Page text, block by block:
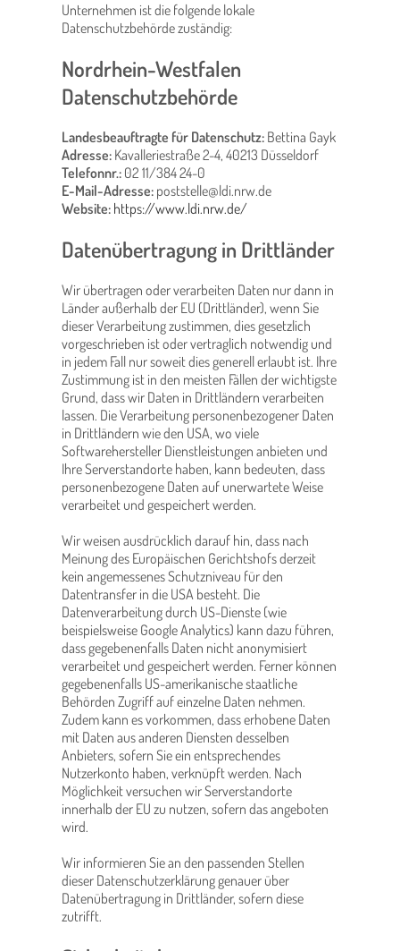
Unternehmen ist die folgende lokale
Datenschutzbehörde zuständig:
Nordrhein-Westfalen
Datenschutzbehörde
Landesbeauftragte für Datenschutz:Bettina Gayk
Adresse: Kavalleriestraße 2-4, 40213 Düsseldorf
Telefonnr.:02 11/384 24-0
E-Mail-Adresse:poststelle@ldi.nrw.de
Website: https://www.ldi.nrw.de/
Datenübertragung in Drittländer
Wir übertragen oder verarbeiten Daten nur dann in
Länder außerhalb der EU (Drittländer), wenn Sie
dieser Verarbeitung zustimmen, dies gesetzlich
vorgeschrieben ist oder vertraglich notwendig und
in jedem Fall nur soweit dies generell erlaubt ist. Ihre
Zustimmung ist in den meisten Fällen der wichtigste
Grund, dass wir Daten in Drittländern verarbeiten
lassen. Die Verarbeitung personenbezogener Daten
in Drittländern wie den USA, wo viele
Softwarehersteller Dienstleistungen anbieten und
Ihre Serverstandorte haben, kann bedeuten, dass
personenbezogene Daten auf unerwartete Weise
verarbeitet und gespeichert werden.
Wir weisen ausdrücklich darauf hin, dass nach
Meinung des Europäischen Gerichtshofs derzeit
kein angemessenes Schutzniveau für den
Datentransfer in die USA besteht. Die
Datenverarbeitung durch US-Dienste (wie
beispielsweise Google Analytics) kann dazu führen,
dass gegebenenfalls Daten nicht anonymisiert
verarbeitet und gespeichert werden. Ferner können
gegebenenfalls US-amerikanische staatliche
Behörden Zugriff auf einzelne Daten nehmen.
Zudem kann es vorkommen, dass erhobene Daten
mit Daten aus anderen Diensten desselben
Anbieters, sofern Sie ein entsprechendes
Nutzerkonto haben, verknüpft werden. Nach
Möglichkeit versuchen wir Serverstandorte
innerhalb der EU zu nutzen, sofern das angeboten
wird.
Wir informieren Sie an den passenden Stellen
dieser Datenschutzerklärung genauer über
Datenübertragung in Drittländer, sofern diese
zutrifft.